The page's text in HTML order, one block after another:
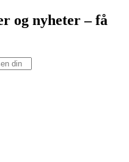
og nyheter – få